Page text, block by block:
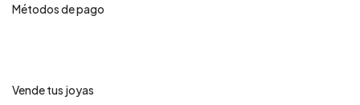
Métodos de pago
Vende tus joyas